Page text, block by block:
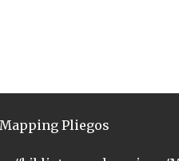
Mapping Pliegos